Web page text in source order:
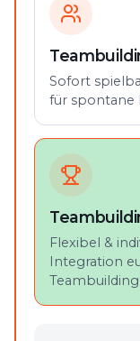
Sofort
für spontane
Flexibel &
Integration